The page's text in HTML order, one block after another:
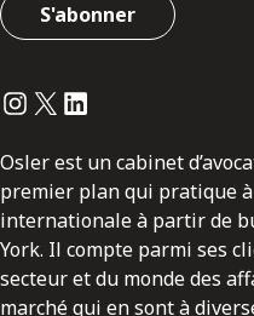
S'abonner
Instagram
Twitter
LinkedIn
Osler est un cabinet
premier plan qui pratique
internationale à partir de
York. Il compte parmi ses
secteur et du monde des
marché qui en sont à